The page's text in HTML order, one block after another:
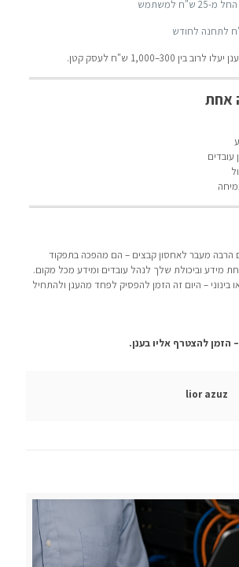
300–1,000 ש"ח לעסק קטן.
אחת
עובדים
הרבה מעבר לאחסון קבצים – הם מהפכה בתפקוד
מידע וביכולת שלך לנהל עובדים ומידע מכל מקום.
– היום זה הזמן להפסיק לפחד מהענן ולהתחיל
הזמן להצטרף אליו בענן.
lior azuz